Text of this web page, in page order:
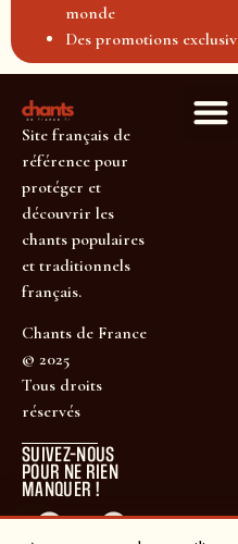
monde
Des promotions
Site français de
référence pour
protéger et
découvrir les
chants populaires
et traditionnels
français.
Chants de France
© 2025
Tous droits
réservés
SUIVEZ-NOUS
POUR NE RIEN
MANQUER !